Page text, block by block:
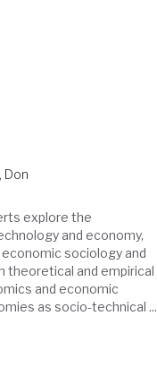
Don
explore the
and economy,
sociology and
theoretical and empirical
and economic
as socio-technical ...